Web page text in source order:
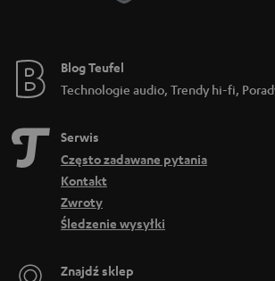
Blog Teufel
Technologie audio, Trendy hi-fi,
Serwis
Często zadawane pytania
Kontakt
Zwroty
Śledzenie wysyłki
Znajdź sklep